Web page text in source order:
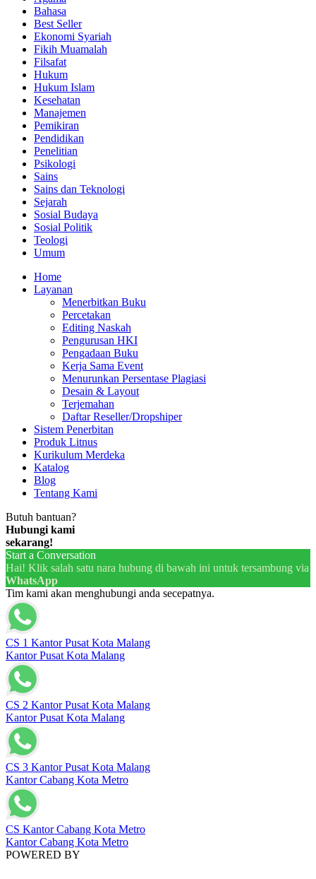
Bahasa
Best Seller
Ekonomi Syariah
Fikih Muamalah
Filsafat
Hukum
Hukum Islam
Kesehatan
Manajemen
Pemikiran
Pendidikan
Penelitian
Psikologi
Sains
Sains dan Teknologi
Sejarah
Sosial Budaya
Sosial Politik
Teologi
Umum
Home
Layanan
Menerbitkan Buku
Percetakan
Editing Naskah
Pengurusan HKI
Pengadaan Buku
Kerja Sama Event
Menurunkan Persentase Plagiasi
Desain & Layout
Terjemahan
Daftar Reseller/Dropshiper
Sistem Penerbitan
Produk Litnus
Kurikulum Merdeka
Katalog
Blog
Tentang Kami
Butuh bantuan?
Hubungi kami
sekarang!
Start a Conversation
Hai! Klik salah satu nara hubung di bawah ini untuk tersambung via
WhatsApp
Tim kami akan menghubungi anda secepatnya.
CS 1 Kantor Pusat Kota Malang
Kantor Pusat Kota Malang
CS 2 Kantor Pusat Kota Malang
Kantor Pusat Kota Malang
CS 3 Kantor Pusat Kota Malang
Kantor Cabang Kota Metro
CS Kantor Cabang Kota Metro
Kantor Cabang Kota Metro
POWERED BY